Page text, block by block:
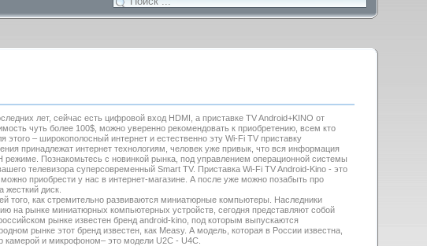
лет, сейчас есть цифровой вход HDMI, а приставке TV Android+KINO от
чуть более 100$, можно уверенно рекомендовать к приобретению, всем кто
– широкополосный интернет и естественно эту Wi-Fi TV приставку
принадлежат интернет технологиям, человек уже привык, что вся информация
Познакомьтесь с новинкой рынка, под управлением операционной системы
телевизора суперсовременный Smart TV. Приставка Wi-Fi TV Android-Kino - это
приобрести у нас в интернет-магазине. А после уже можно позабыть про
жесткий диск.
того, как стремительно развиваются миниатюрные компьютеры. Наследники
на рынке миниатюрных компьютерных устройств, сегодня представляют собой
рынке известен бренд android-kino, под которым выпускаются
рынке этот бренд известен, как Measy. А модель, которая в России известна,
камерой и микрофоном– это модели U2C - U4C.